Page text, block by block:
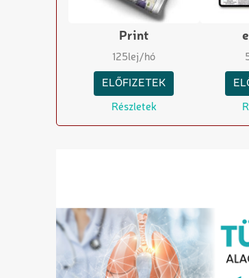
Print
125lej/hó
ELŐFIZETEK
Részletek